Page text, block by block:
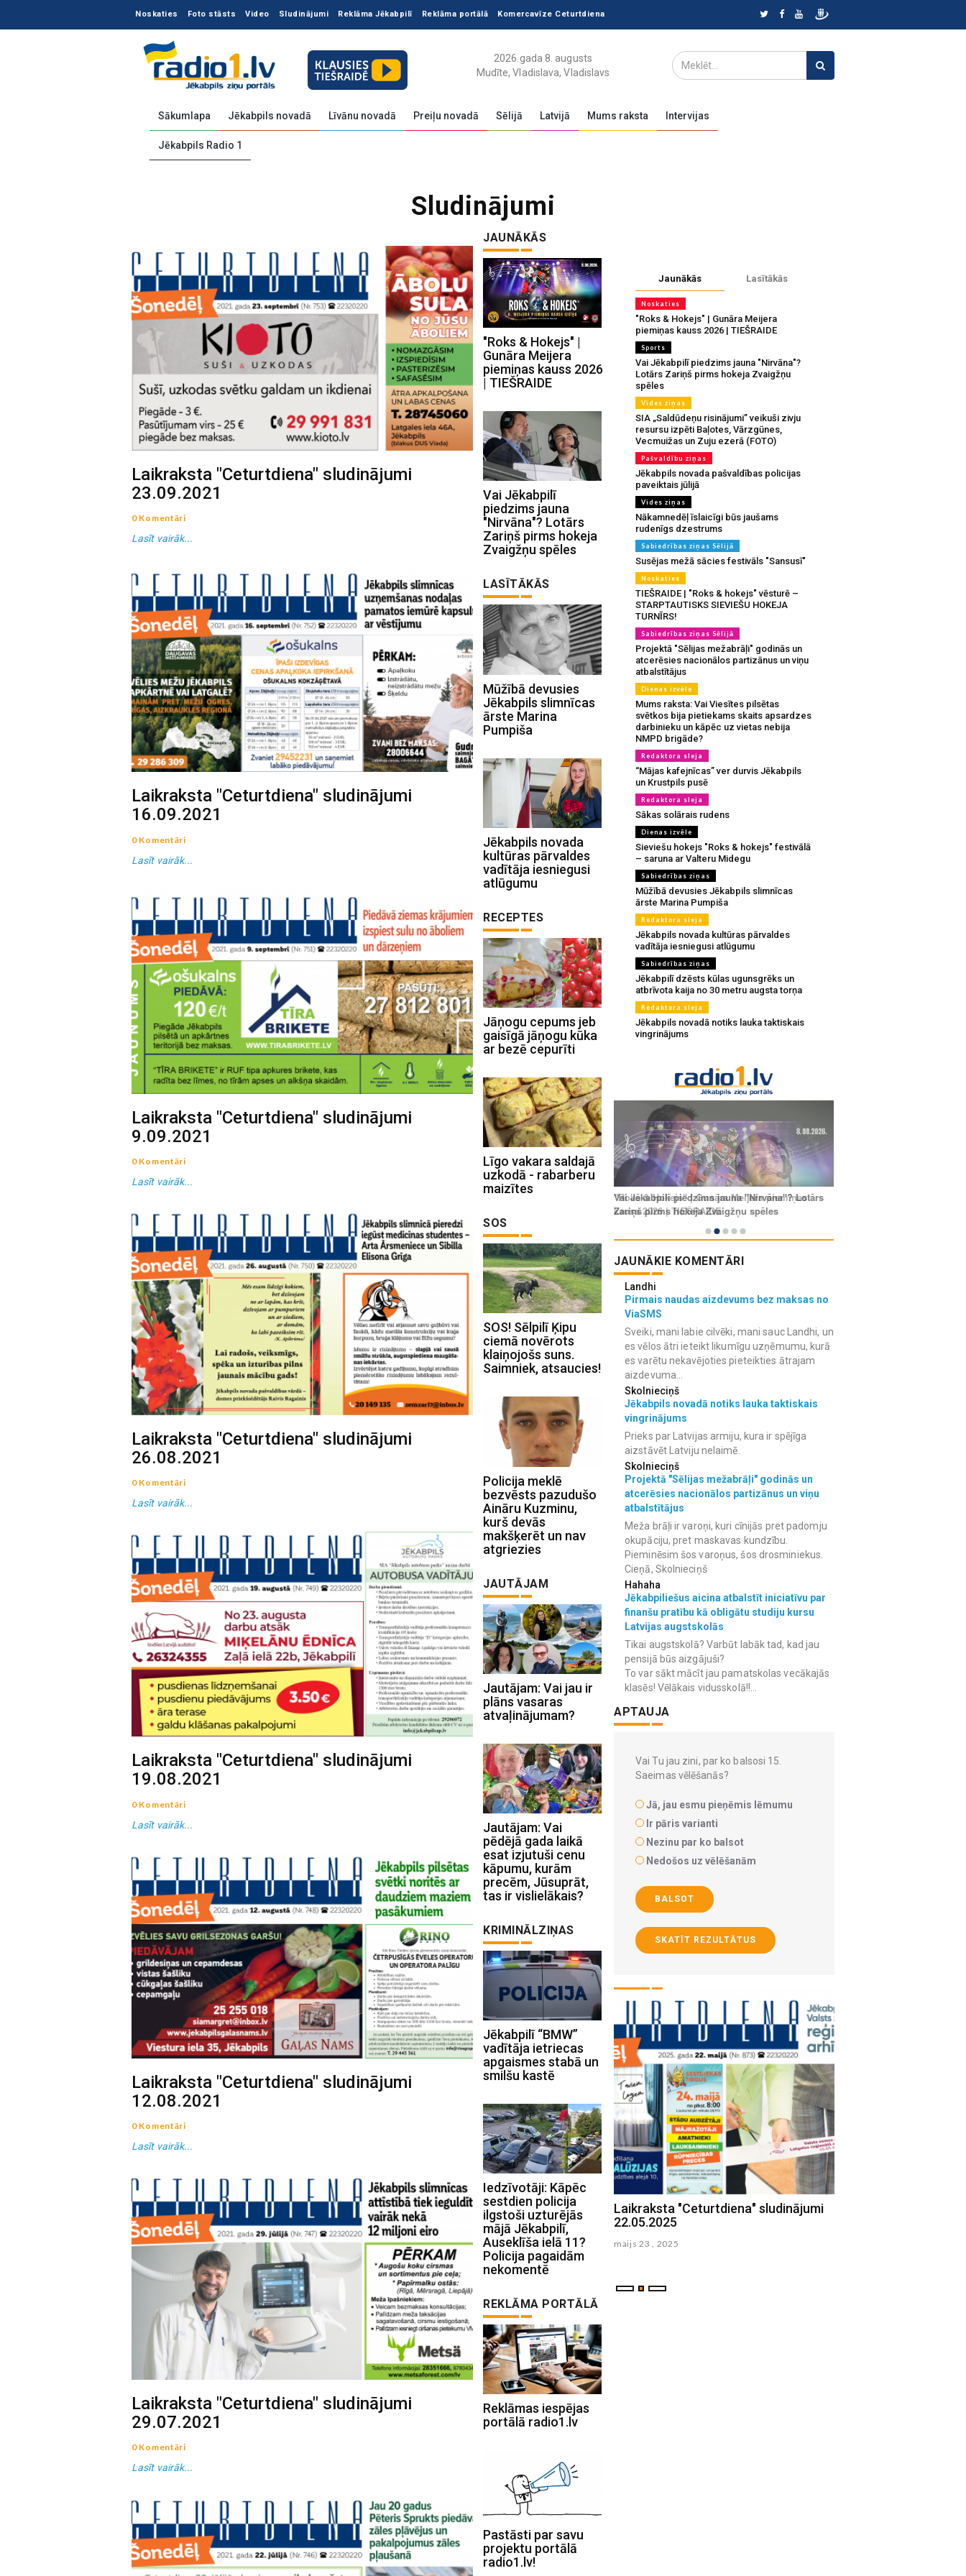
Noskaties Foto stāsts Video Sludinājumi Reklāma Jēkabpilī Reklāma portālā Komercavīze Ceturtdiena
2026.gada 8. augusts
Mudīte, Vladislava, Vladislavs
Sākumlapa Jēkabpils novadā Līvānu novadā Preiļu novadā Sēlijā Latvijā Mums raksta Intervijas
Jēkabpils Radio 1
Sludinājumi
Laikraksta "Ceturtdiena" sludinājumi
23.09.2021
0 Komentāri
Lasīt vairāk...
Laikraksta "Ceturtdiena" sludinājumi
16.09.2021
0 Komentāri
Lasīt vairāk...
Laikraksta "Ceturtdiena" sludinājumi
9.09.2021
0 Komentāri
Lasīt vairāk...
Laikraksta "Ceturtdiena" sludinājumi
26.08.2021
0 Komentāri
Lasīt vairāk...
Laikraksta "Ceturtdiena" sludinājumi
19.08.2021
0 Komentāri
Lasīt vairāk...
Laikraksta "Ceturtdiena" sludinājumi
12.08.2021
0 Komentāri
Lasīt vairāk...
Laikraksta "Ceturtdiena" sludinājumi
29.07.2021
0 Komentāri
Lasīt vairāk...
JAUNĀKĀS
"Roks & Hokejs" |
Gunāra Meijera
piemiņas kauss 2026
| TIEŠRAIDE
Vai Jēkabpilī
piedzims jauna
"Nirvāna"? Lotārs
Zariņš pirms hokeja
Zvaigžņu spēles
LASĪTĀKĀS
Mūžībā devusies
Jēkabpils slimnīcas
ārste Marina
Pumpiša
Jēkabpils novada
kultūras pārvaldes
vadītāja iesniegusi
atlūgumu
RECEPTES
Jāņogu cepums jeb
gaisīgā jāņogu kūka
ar bezē cepurīti
Līgo vakara saldajā
uzkodā - rabarberu
maizītes
SOS
SOS! Sēlpilī Ķipu
ciemā novērots
klaiņojošs suns.
Saimniek, atsaucies!
Policija meklē
bezvēsts pazudušo
Aināru Kuzminu,
kurš devās
makšķerēt un nav
atgriezies
JAUTĀJAM
Jautājam: Vai jau ir
plāns vasaras
atvaļinājumam?
Jautājam: Vai
pēdējā gada laikā
esat izjutuši cenu
kāpumu, kurām
precēm, Jūsuprāt,
tas ir vislielākais?
KRIMINĀLZIŅAS
Jēkabpilī “BMW”
vadītāja ietriecas
apgaismes stabā un
smilšu kastē
Iedzīvotāji: Kāpēc
sestdien policija
ilgstoši uzturējās
mājā Jēkabpilī,
Auseklīša ielā 11?
Policija pagaidām
nekomentē
REKLĀMA PORTĀLĀ
Reklāmas iespējas
portālā radio1.lv
Pastāsti par savu
projektu portālā
radio1.lv!
Jaunākās Lasītākās
Noskaties
"Roks & Hokejs" | Gunāra Meijera
piemiņas kauss 2026 | TIEŠRAIDE
Sports
Vai Jēkabpilī piedzims jauna "Nirvāna"?
Lotārs Zariņš pirms hokeja Zvaigžņu
spēles
Vides ziņas
SIA „Saldūdeņu risinājumi” veikuši zivju
resursu izpēti Baļotes, Vārzgūnes,
Vecmuižas un Zuju ezerā (FOTO)
Pašvaldību ziņas
Jēkabpils novada pašvaldības policijas
paveiktais jūlijā
Vides ziņas
Nākamnedēļ īslaicīgi būs jaušams
rudenīgs dzestrums
Sabiedrības ziņas Sēlijā
Susējas mežā sācies festivāls "Sansusī"
Noskaties
TIEŠRAIDE | "Roks & hokejs" vēsturē –
STARPTAUTISKS SIEVIEŠU HOKEJA
TURNĪRS!
Sabiedrības ziņas Sēlijā
Projektā "Sēlijas mežabrāļi" godinās un
atcerēsies nacionālos partizānus un viņu
atbalstītājus
Dienas izvēle
Mums raksta: Vai Viesītes pilsētas
svētkos bija pietiekams skaits apsardzes
darbinieku un kāpēc uz vietas nebija
NMPD brigāde?
Redaktora sleja
“Mājas kafejnīcas” ver durvis Jēkabpils
un Krustpils pusē
Redaktora sleja
Sākas solārais rudens
Dienas izvēle
Sieviešu hokejs "Roks & hokejs" festivālā
– saruna ar Valteru Midegu
Sabiedrības ziņas
Mūžībā devusies Jēkabpils slimnīcas
ārste Marina Pumpiša
Redaktora sleja
Jēkabpils novada kultūras pārvaldes
vadītāja iesniegusi atlūgumu
Sabiedrības ziņas
Jēkabpilī dzēsts kūlas ugunsgrēks un
atbrīvota kaija no 30 metru augsta torņa
Redaktora sleja
Jēkabpils novadā notiks lauka taktiskais
vingrinājums
JAUNĀKIE KOMENTĀRI
Landhi
Pirmais naudas aizdevums bez maksas no
ViaSMS
Sveiki, mani labie cilvēki, mani sauc Landhi, un
es vēlos ātri ieteikt likumīgu uzņēmumu, kurā
es varētu nekavējoties pieteikties ātrajam
aizdevuma...
Skolnieciņš
Jēkabpils novadā notiks lauka taktiskais
vingrinājums
Prieks par Latvijas armiju, kura ir spējīga
aizstāvēt Latviju nelaimē.
Skolnieciņš
Projektā "Sēlijas mežabrāļi" godinās un
atcerēsies nacionālos partizānus un viņu
atbalstītājus
Meža brāļi ir varoņi, kuri cīnijās pret padomju
okupāciju, pret maskavas kundzību.
Pieminēsim šos varoņus, šos drosminiekus.
Cieņā, Skolnieciņš
Hahaha
Jēkabpiliešus aicina atbalstīt iniciatīvu par
finanšu pratību kā obligātu studiju kursu
Latvijas augstskolās
Tikai augstskolā? Varbūt labāk tad, kad jau
pensijā būs aizgājuši?
To var sākt mācīt jau pamatskolas vecākajās
klasēs! Vēlākais vidusskolā!!...
APTAUJA
Vai Tu jau zini, par ko balsosi 15.
Saeimas vēlēšanās?
Jā, jau esmu pieņēmis lēmumu
Ir pāris varianti
Nezinu par ko balsot
Nedošos uz vēlēšanām
BALSOT
SKATĪT REZULTĀTUS
Laikraksta "Ceturtdiena" sludinājumi
03.06.2025
junijs 04 , 2025
Laikraksta "Ceturtdiena" sludinājumi
22.05.2025
maijs 23 , 2025